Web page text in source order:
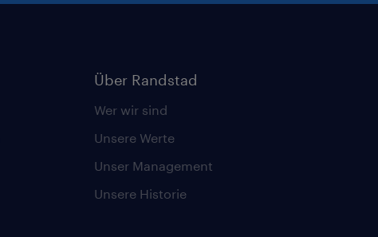
Über Randstad
Wer wir sind
Unsere Werte
Unser Management
Unsere Historie